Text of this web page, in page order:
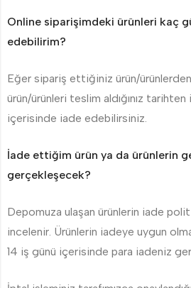
Online siparişimdeki ürünleri kaç
edebilirim?
Eğer sipariş ettiğiniz ürün/ürünlerden
ürün/ürünleri teslim aldığınız
içerisinde iade edebilirsiniz.
İade ettiğim ürün ya da ürünlerin
gerçekleşecek?
Depomuza ulaşan ürünlerin iade
incelenir. Ürünlerin iadeye uygun
14 iş günü içerisinde para iadeniz